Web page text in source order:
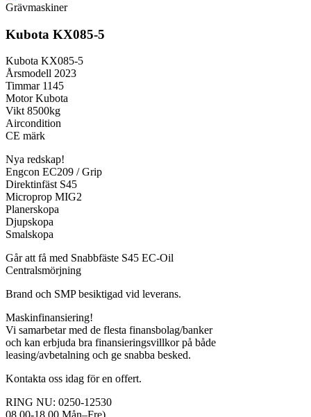
Grävmaskiner
Kubota KX085-5
Kubota KX085-5
Årsmodell 2023
Timmar 1145
Motor Kubota
Vikt 8500kg
Aircondition
CE märk
Nya redskap!
Engcon EC209 / Grip
Direktinfäst S45
Microprop MIG2
Planerskopa
Djupskopa
Smalskopa
Går att få med Snabbfäste S45 EC-Oil
Centralsmörjning
Brand och SMP besiktigad vid leverans.
Maskinfinansiering!
Vi samarbetar med de flesta finansbolag/banker
och kan erbjuda bra finansieringsvillkor på både
leasing/avbetalning och ge snabba besked.
Kontakta oss idag för en offert.
RING NU: 0250-12530